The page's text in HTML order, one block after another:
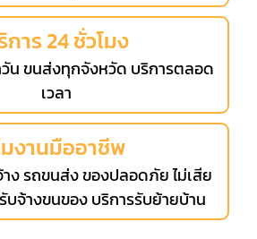
การ 24 ชั่วโมง
วัน ขนส่งทุกจังหวัด บริการตลอด
เวลา
งานมืออาชีพ
ง รถขนส่ง ของปลอดภัย ไม่เสีย
บจ้างขนของ บริการรับย้ายบ้าน